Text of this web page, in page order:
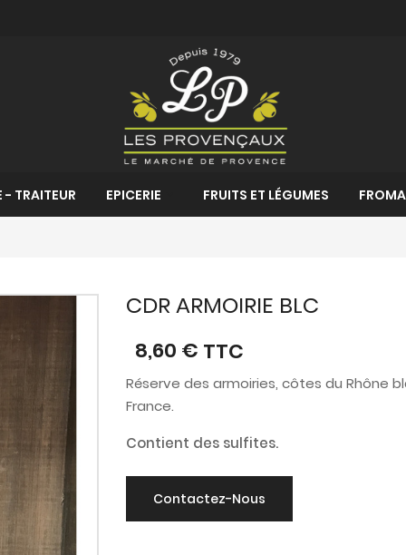
- TRAITEUR EPICERIE FRUITS ET LÉGUMES
CDR ARMOIRIE BLC
8,60 € TTC
Réserve des armoiries, côtes du Rhône
France.
Contient des sulfites.
Contactez-Nous